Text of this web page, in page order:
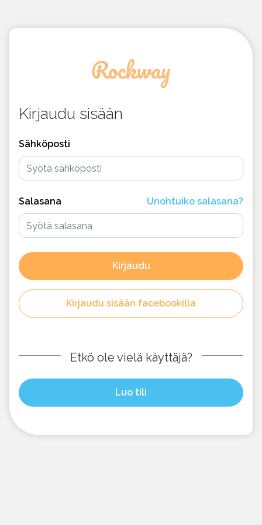
Kirjaudu sisään
Sähköposti
Salasana Unohtuiko salasana?
Kirjaudu
Kirjaudu sisään facebookilla
Etkö ole vielä käyttäjä?
Luo tili